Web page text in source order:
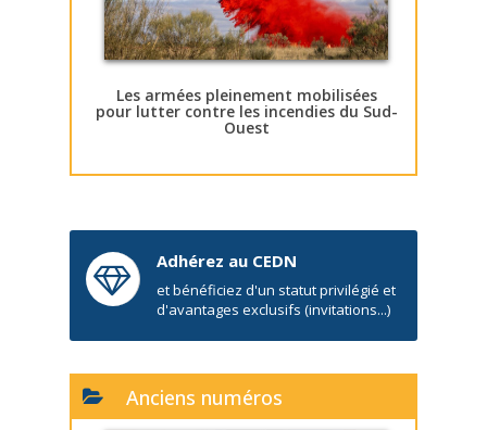
Les armées pleinement mobilisées
pour lutter contre les incendies du Sud-
Ouest
Adhérez au CEDN
et bénéficiez d'un statut privilégié et
d'avantages exclusifs (invitations...)
Anciens numéros